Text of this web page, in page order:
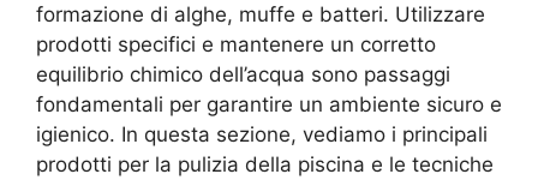
formazione di alghe, muffe e batteri. Utilizzare
prodotti specifici e mantenere un corretto
equilibrio chimico dell’acqua sono passaggi
fondamentali per garantire un ambiente sicuro e
igienico. In questa sezione, vediamo i principali
prodotti per la pulizia della piscina e le tecniche